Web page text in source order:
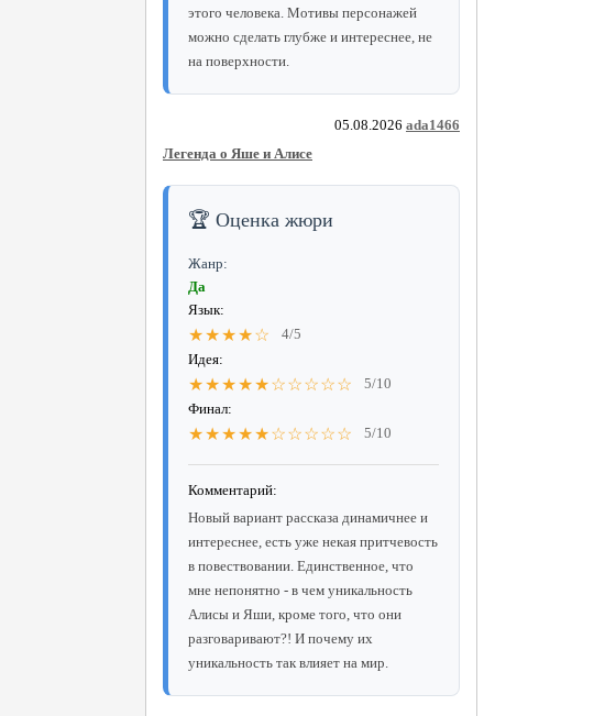
этого человека. Мотивы персонажей
можно сделать глубже и интереснее, не
на поверхности.
05.08.2026 ada1466
Легенда о Яше и Алисе
🏆 Оценка жюри
Жанр:
Да
Язык:
★★★★☆
4/5
Идея:
★★★★★☆☆☆☆☆
5/10
Финал:
★★★★★☆☆☆☆☆ 5/10
Комментарий:
Новый вариант рассказа динамичнее и
интереснее, есть уже некая притчевость
в повествовании. Единственное, что
мне непонятно - в чем уникальность
Алисы и Яши, кроме того, что они
разговаривают?! И почему их
уникальность так влияет на мир.